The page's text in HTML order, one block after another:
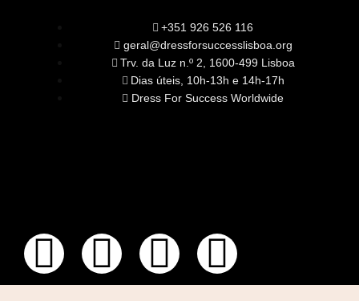
+351 926 526 116
geral@dressforsuccesslisboa.org
Trv. da Luz n.º 2, 1600-499 Lisboa
Dias úteis, 10h-13h e 14h-17h
Dress For Success Worldwide